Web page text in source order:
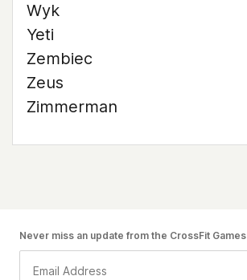
Wyk
Yeti
Zembiec
Zeus
Zimmerman
Never miss an update from the CrossFit Games